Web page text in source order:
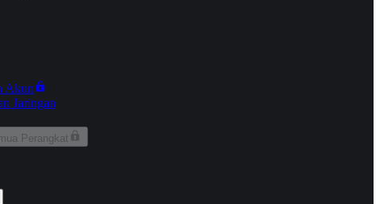
Akun
Jaringan
Perangkat